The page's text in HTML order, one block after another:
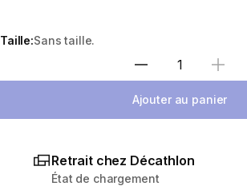
Taille:Sans taille.
Choisir une
Ajouter au panier
Retrait chez Décathlon
État de chargement